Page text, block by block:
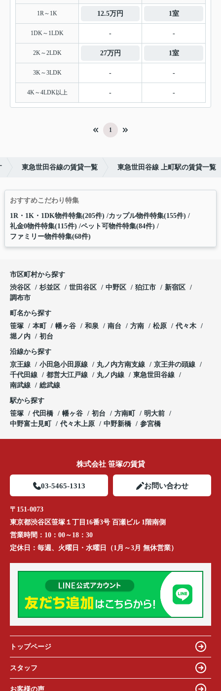
1R～1K 12.5万円 1室
1DK～1LDK - -
2K～2LDK 27万円 1室
3K～3LDK - -
4K～4LDK以上 - -
1
東急世田谷線の賃貸一覧 東急世田谷線 上町駅の賃貸一覧
おすすめこだわり特集
1R・1K・1DK物件特集(205件) カップル物件特集(155件)
礼金0物件特集(115件) ペット可物件特集(84件)
ファミリー物件特集(68件)
市区町村から探す
渋谷区
杉並区 世田谷区 中野区 狛江市
新宿区
調布市
町名から探す
笹塚
本町 幡ヶ谷 和泉 南台 方南 松原
代々木
堀ノ内
初台
沿線から探す
京王線
小田急小田原線 丸ノ内方南支線
京王井の頭線
千代田線
都営大江戸線 丸ノ内線
東急世田谷線
南武線
総武線
駅から探す
笹塚
代田橋 幡ヶ谷 初台 方南町
明大前
中野富士見町
代々木上原 中野新橋 参宮橋
株式会社 笹塚の賃貸
03-5465-1313 お問い合わせ
〒151-0073
東京都渋谷区笹塚１丁目16番3号 百瀬ビル 1階南側
営業時間： 10：00～18：30
定休日： 毎週、火曜日・水曜日（1月～3月 無休営業）
トップページ
スタッフ
お客様の声